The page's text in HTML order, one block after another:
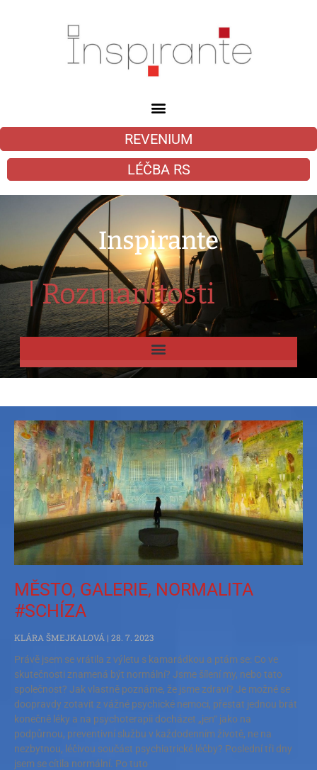
REVENIUM
LÉČBA RS
Inspirante
|Rozmanitosti
MĚSTO, GALERIE, NORMALITA
#SCHÍZA
KLÁRA ŠMEJKALOVÁ
28. 7. 2023
Právě jsem se vrátila z výletu s kamarádkou a ptám se: Co ve
skutečnosti znamená být normální? Jsme šílení my, nebo tato
společnost? Jak vlastně poznáme, že jsme zdraví? Je možné se
doopravdy zotavit z vážné psychické nemoci, přestat jednou brát
konečně léky a na psychoterapii docházet „jen“ jako na
podpůrnou, preventivní službu v každodenním životě, ne na
nezbytnou, léčivou součást psychiatrické léčby? Poslední tři dny
jsem se cítila normální. Po tuto